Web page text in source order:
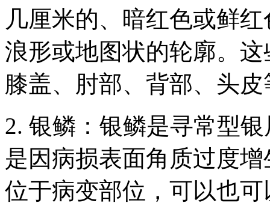
几厘米的、暗红色或鲜
浪形或地图状的轮廓。
膝盖、肘部、背部、头
2. 银鳞：银鳞是寻常型
是因病损表面角质过度
位于病变部位，可以也